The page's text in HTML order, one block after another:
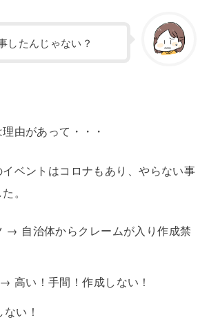
したんじゃない？
由があって・・・
ベントはコロナもあり、やらない事
。
→ 自治体からクレームが入り作成禁
高い！手間！作成しない！
い！